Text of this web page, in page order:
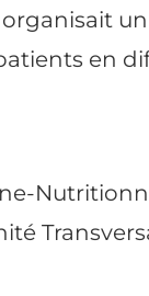
organisait
en